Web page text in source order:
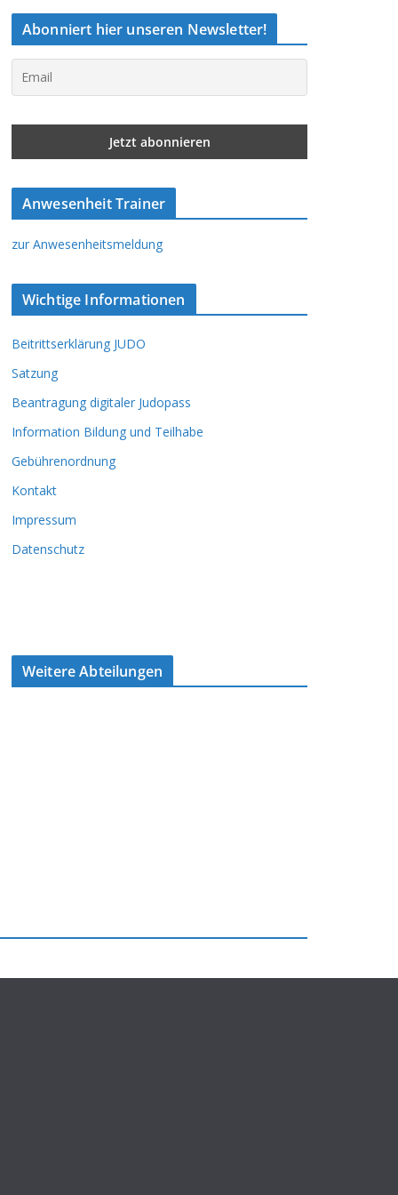
Abonniert hier unseren Newsletter!
Anwesenheit Trainer
zur Anwesenheitsmeldung
Wichtige Informationen
Beitrittserklärung JUDO
Satzung
Beantragung digitaler Judopass
Information Bildung und Teilhabe
Gebührenordnung
Kontakt
Impressum
Datenschutz
Weitere Abteilungen